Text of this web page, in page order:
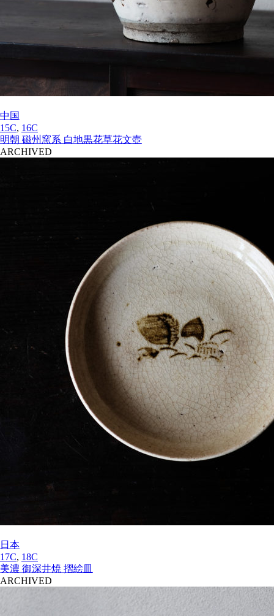
中国
15C, 16C
明朝 磁州窯系 白地黒花草花文壺
ARCHIVED
日本
17C, 18C
美濃 御深井焼 摺絵皿
ARCHIVED